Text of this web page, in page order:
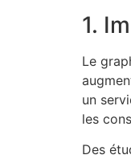
1.
Le
un
les
Des